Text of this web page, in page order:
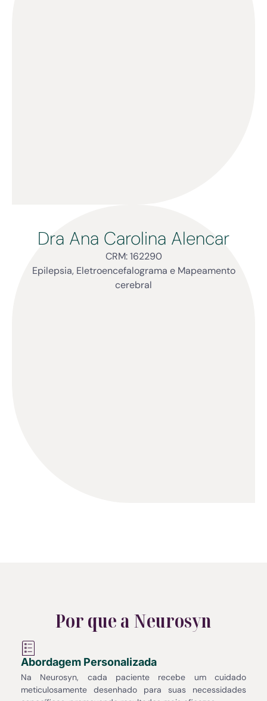
Dra Ana Carolina Alencar
CRM: 162290
Epilepsia, Eletroencefalograma e Mapeamento
cerebral
Por que a Neurosyn
Abordagem Personalizada
Na Neurosyn, cada paciente recebe um cuidado
meticulosamente desenhado para suas necessidades